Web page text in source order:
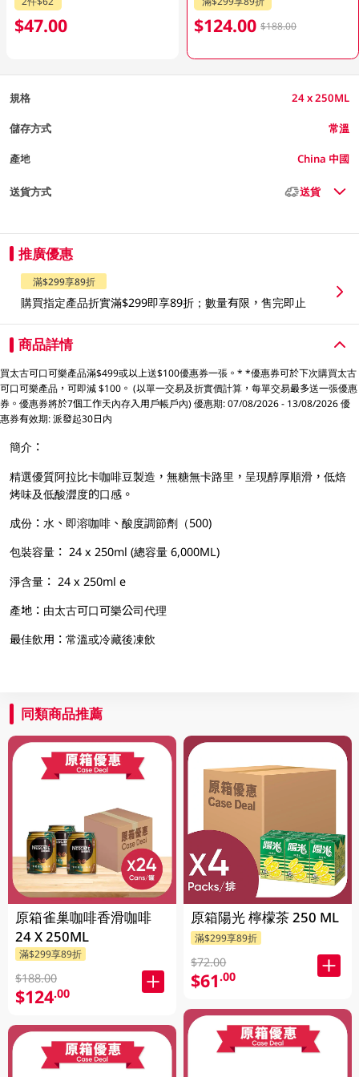
$47.00 $124.00 $188.00
規格 24 x 250ML
儲存方式 常溫
產地 China 中國
送貨方式 送貨
推廣優惠
滿$299享89折
購買指定產品折實滿$299即享89折；數量有限，售完即止
商品詳情
買太古可口可樂產品滿$499或以上送$100優惠券一張。* *優惠券可於下次購買太古
可口可樂產品，可即減 $100。 (以單一交易及折實價計算，每單交易最多送一張優惠
券。優惠券將於7個工作天內存入用戶帳戶內) 優惠期: 07/08/2026 - 13/08/2026 優
惠券有效期: 派發起30日内
簡介：
精選優質阿拉比卡咖啡豆製造，無糖無卡路里，呈現醇厚順滑，低焙
烤味及低酸澀度的口感。
成份：水、即溶咖啡、酸度調節劑（500)
包裝容量： 24 x 250ml (總容量 6,000ML)
淨含量： 24 x 250ml e
產地：由太古可口可樂公司代理
最佳飲用：常溫或冷藏後凍飲
同類商品推薦
原箱雀巢咖啡香滑咖啡
24 X 250ML
滿$299享89折
$188.00
$124.00
原箱陽光 檸檬茶 250 ML
滿$299享89折
$72.00
$61.00